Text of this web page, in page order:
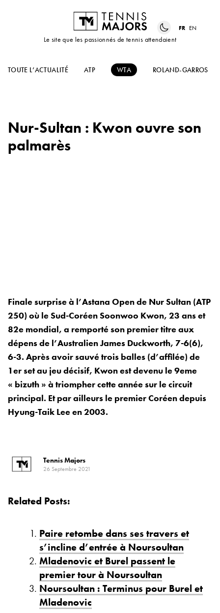
Le site que les passionnés de tennis attendaient
FR EN
TOUTE L’ACTUALITÉ ATP WTA ROLAND-GARROS
Nur-Sultan : Kwon ouvre son
palmarès
Finale surprise à l’Astana Open de Nur Sultan (ATP
250) où le Sud-Coréen Soonwoo Kwon, 23 ans et
82e mondial, a remporté son premier titre aux
dépens de l’Australien James Duckworth, 7-6(6),
6-3. Après avoir sauvé trois balles (d’affilée) de
1er set au jeu décisif, Kwon est devenu le 9eme
« bizuth » à triompher cette année sur le circuit
principal. Et par ailleurs le premier Coréen depuis
Hyung-Taik Lee en 2003.
Tennis Majors
26 Septembre 2021
Related Posts:
Paire retombe dans ses travers et
s’incline d’entrée à Noursoultan
Mladenovic et Burel passent le
premier tour à Noursoultan
Noursoultan : Terminus pour Burel et
Mladenovic